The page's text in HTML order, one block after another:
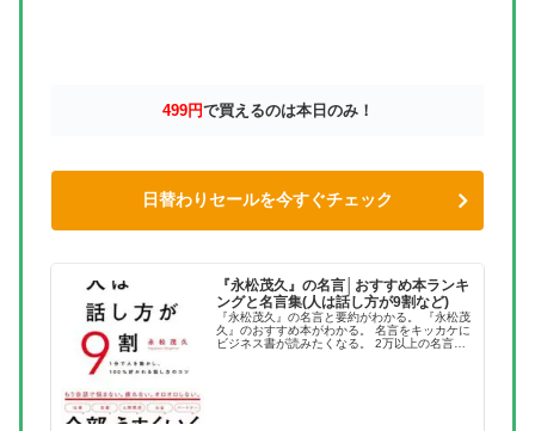
499円で買えるのは本日のみ！
日替わりセールを今すぐチェック
『永松茂久』の名言│おすすめ本ランキ
ングと名言集(人は話し方が9割など)
『永松茂久』の名言と要約がわかる。 『永松茂
久』のおすすめ本がわかる。 名言をキッカケに
ビジネス書が読みたくなる。 2万以上の名言を